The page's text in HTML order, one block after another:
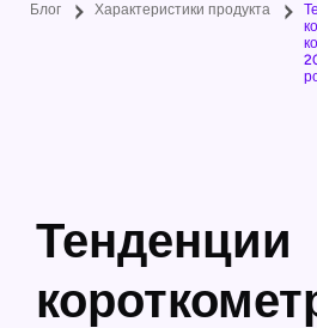
Блог Характеристики продукта
Тенденции